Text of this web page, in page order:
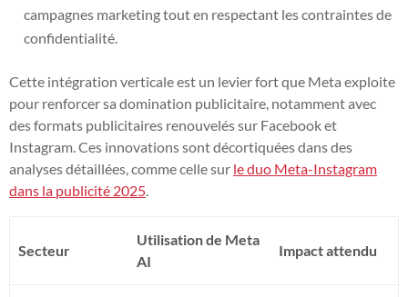
campagnes marketing tout en respectant les contraintes de
confidentialité.
Cette intégration verticale est un levier fort que Meta exploite
pour renforcer sa domination publicitaire, notamment avec
des formats publicitaires renouvelés sur Facebook et
Instagram. Ces innovations sont décortiquées dans des
analyses détaillées, comme celle sur le duo Meta-Instagram
dans la publicité 2025
Secteur
Utilisation de Meta
AI
Impact attendu